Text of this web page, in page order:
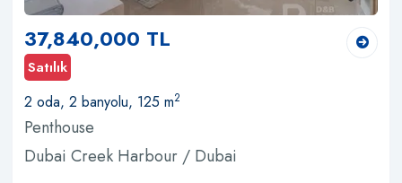
37,840,000 TL
Satılık
2 oda, 2 banyolu, 125 m2
Penthouse
Dubai Creek Harbour / Dubai